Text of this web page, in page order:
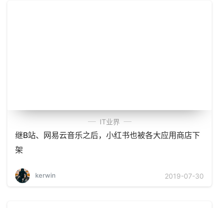
IT业界
继B站、网易云音乐之后，小红书也被各大应用商店下
架
kerwin 2019-07-30